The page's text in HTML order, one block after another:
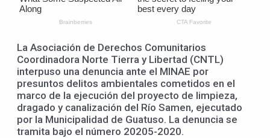
La Asociación de Derechos Comunitarios
Coordinadora Norte Tierra y Libertad (CNTL)
interpuso una denuncia ante el MINAE por
presuntos delitos ambientales cometidos en el
marco de la ejecución del proyecto de limpieza,
dragado y canalización del Río Samen, ejecutado
por la Municipalidad de Guatuso. La denuncia se
tramita bajo el número 20205-2020.